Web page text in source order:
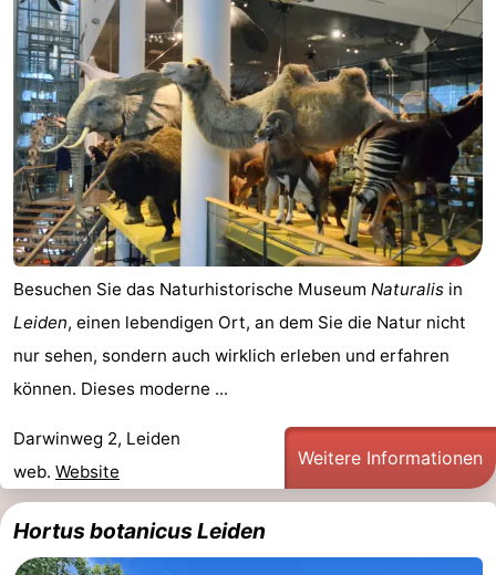
Besuchen Sie das Naturhistorische Museum Naturalis in
Leiden, einen lebendigen Ort, an dem Sie die Natur nicht
nur sehen, sondern auch wirklich erleben und erfahren
können. Dieses moderne ...
Darwinweg 2, Leiden
web. Website
Weitere Informationen
Hortus botanicus Leiden